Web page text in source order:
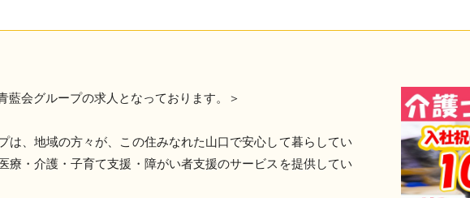
藍会グループの求人となっております。＞
は、地域の方々が、この住みなれた山口で安心して暮らしてい
療・介護・子育て支援・障がい者支援のサービスを提供してい